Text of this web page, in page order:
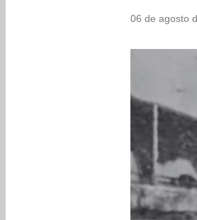
06 de agosto